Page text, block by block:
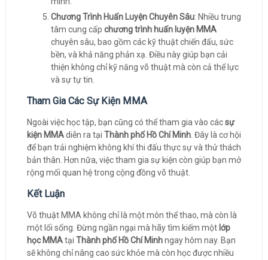
Chương Trình Huấn Luyện Chuyên Sâu: Nhiều trung
tâm cung cấp chương trình huấn luyện MMA
chuyên sâu, bao gồm các kỹ thuật chiến đấu, sức
bền, và khả năng phản xạ. Điều này giúp bạn cải
thiện không chỉ kỹ năng võ thuật mà còn cả thể lực
và sự tự tin.
Tham Gia Các Sự Kiện MMA
Ngoài việc học tập, bạn cũng có thể tham gia vào cácsự
kiện MMAdiễn ra tại Thành phố Hồ Chí Minh. Đây là cơ hội
để bạn trải nghiệm không khí thi đấu thực sự và thử thách
bản thân. Hơn nữa, việc tham gia sự kiện còn giúp bạn mở
rộng mối quan hệ trong cộng đồng võ thuật.
Kết Luận
Võ thuật MMA không chỉ là một môn thể thao, mà còn là
một lối sống. Đừng ngần ngại mà hãy tìm kiếm một lớp
học MMAtại Thành phố Hồ Chí Minhngay hôm nay. Bạn
sẽ không chỉ nâng cao sức khỏe mà còn học được nhiều